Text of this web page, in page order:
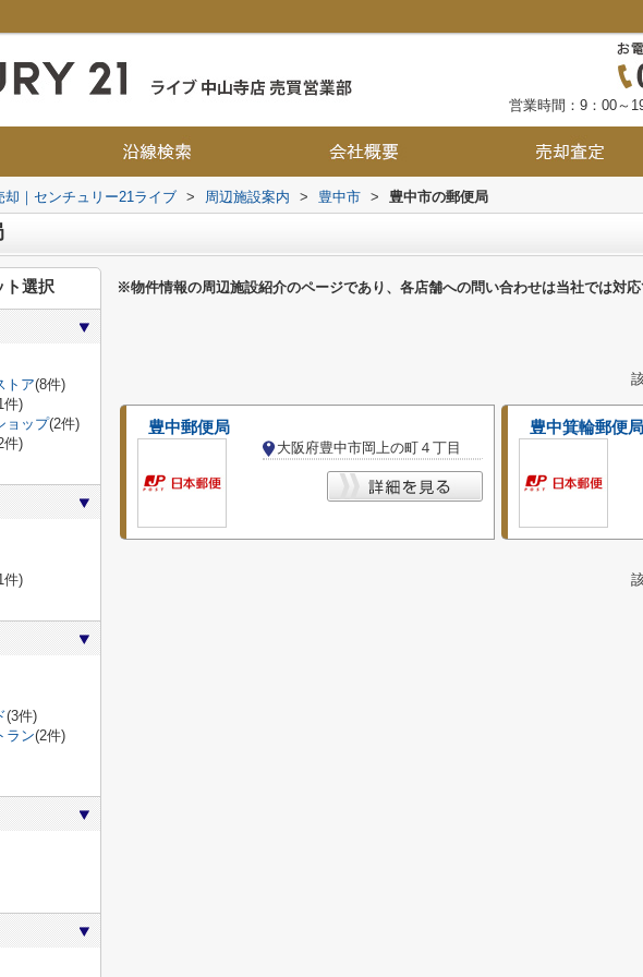
営業時間：9：00～
｜センチュリー21ライブ > 周辺施設案内 > 豊中市 > 豊中市の郵便局
※物件情報の周辺施設紹介のページであり、各店舗への問い合わせは当社では対応
豊中郵便局
大阪府豊中市岡上の町４丁目
豊中箕輪郵便局
ト選択
トア(8件)
件)
ョップ(2件)
件)
件)
(3件)
ラン(2件)